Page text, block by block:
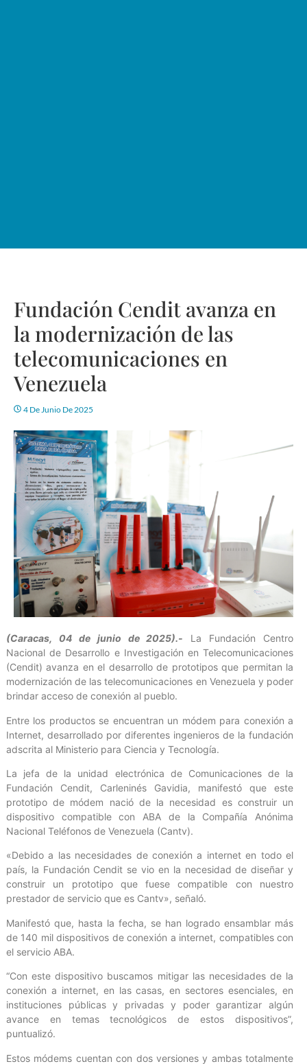
Fundación Cendit avanza en
la modernización de las
telecomunicaciones en
Venezuela
4 De Junio De 2025
(Caracas, 04 de junio de 2025).- La Fundación Centro
Nacional de Desarrollo e Investigación en Telecomunicaciones
(Cendit) avanza en el desarrollo de prototipos que permitan la
modernización de las telecomunicaciones en Venezuela y poder
brindar acceso de conexión al pueblo.
Entre los productos se encuentran un módem para conexión a
Internet, desarrollado por diferentes ingenieros de la fundación
adscrita al Ministerio para Ciencia y Tecnología.
La jefa de la unidad electrónica de Comunicaciones de la
Fundación Cendit, Carleninés Gavidia, manifestó que este
prototipo de módem nació de la necesidad es construir un
dispositivo compatible con ABA de la Compañía Anónima
Nacional Teléfonos de Venezuela (Cantv).
«Debido a las necesidades de conexión a internet en todo el
país, la Fundación Cendit se vio en la necesidad de diseñar y
construir un prototipo que fuese compatible con nuestro
prestador de servicio que es Cantv», señaló.
Manifestó que, hasta la fecha, se han logrado ensamblar más
de 140 mil dispositivos de conexión a internet, compatibles con
el servicio ABA.
“Con este dispositivo buscamos mitigar las necesidades de la
conexión a internet, en las casas, en sectores esenciales, en
instituciones públicas y privadas y poder garantizar algún
avance en temas tecnológicos de estos dispositivos”,
puntualizó.
Estos módems cuentan con dos versiones y ambas totalmente